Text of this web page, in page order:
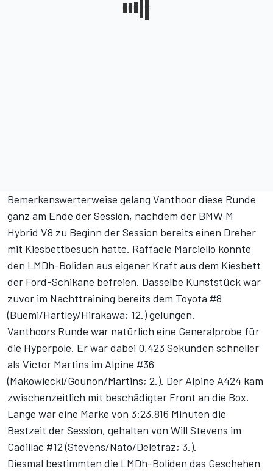
Bemerkenswerterweise gelang Vanthoor diese Runde
ganz am Ende der Session, nachdem der BMW M
Hybrid V8 zu Beginn der Session bereits einen Dreher
mit Kiesbettbesuch hatte. Raffaele Marciello konnte
den LMDh-Boliden aus eigener Kraft aus dem Kiesbett
der Ford-Schikane befreien. Dasselbe Kunststück war
zuvor im Nachttraining bereits dem Toyota #8
(Buemi/Hartley/Hirakawa; 12.) gelungen.
Vanthoors Runde war natürlich eine Generalprobe für
die Hyperpole. Er war dabei 0,423 Sekunden schneller
als Victor Martins im Alpine #36
(Makowiecki/Gounon/Martins; 2.). Der Alpine A424 kam
zwischenzeitlich mit beschädigter Front an die Box.
Lange war eine Marke von 3:23.816 Minuten die
Bestzeit der Session, gehalten von Will Stevens im
Cadillac #12 (Stevens/Nato/Deletraz; 3.).
Diesmal bestimmten die LMDh-Boliden das Geschehen